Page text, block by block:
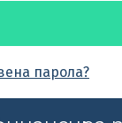
парола?